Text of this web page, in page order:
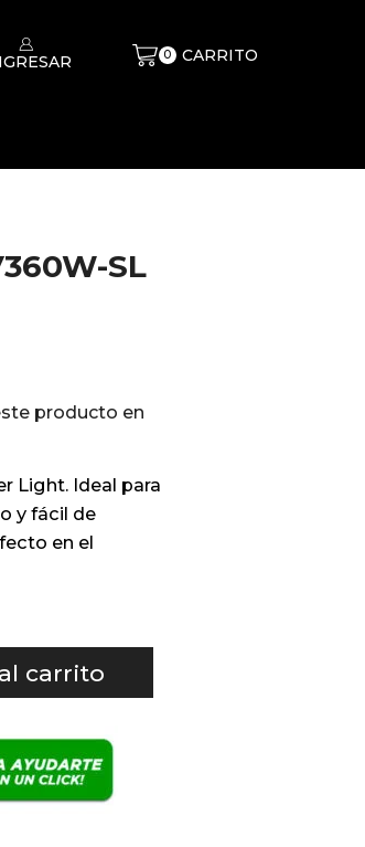
0 CARRITO
SL
producto en
Light. Ideal para
y fácil de
en el
carrito